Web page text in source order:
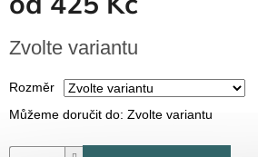
Přihlášení
cena:
Zvolte variantu
Rozměr
Můžeme doručit do: Zvolte variantu